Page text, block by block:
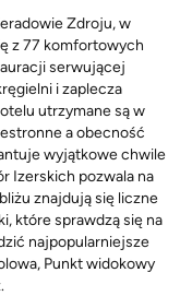
Zdroju, w
z 77 komfortowych
serwującej
i zaplecza
utrzymane są w
a obecność
wyjątkowe chwile
Izerskich pozwala na
znajdują się liczne
które sprawdzą się na
najpopularniejsze
Punkt widokowy